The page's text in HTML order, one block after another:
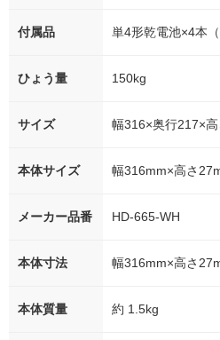
付属品 単4形乾電池×4本（
ひょう量 150kg
サイズ 幅316×奥行217×
本体サイズ 幅316mm×高さ
メーカー品番 HD-665-WH
本体寸法 幅316mm×高さ
本体質量 約 1.5kg